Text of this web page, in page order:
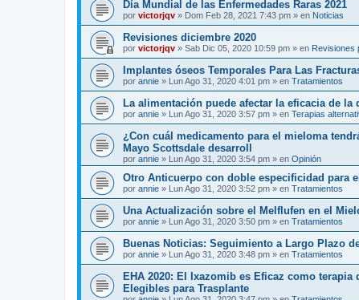
Día Mundial de las Enfermedades Raras 2021
por victorjqv » Dom Feb 28, 2021 7:43 pm » en Noticias
Revisiones diciembre 2020
por victorjqv » Sab Dic 05, 2020 10:59 pm » en Revisiones
Implantes óseos Temporales Para Las
por annie » Lun Ago 31, 2020 4:01 pm » en Tratamientos
La alimentación puede afectar la eficacia de la
por annie » Lun Ago 31, 2020 3:57 pm » en Terapias
¿Con cuál medicamento para el mieloma
Mayo Scottsdale desarroll
por annie » Lun Ago 31, 2020 3:54 pm » en Opinión
Otro Anticuerpo con doble especificidad para
por annie » Lun Ago 31, 2020 3:52 pm » en Tratamientos
Una Actualización sobre el Melflufen en el
por annie » Lun Ago 31, 2020 3:50 pm » en Tratamientos
Buenas Noticias: Seguimiento a Largo Plazo
por annie » Lun Ago 31, 2020 3:48 pm » en Tratamientos
EHA 2020: El Ixazomib es Eficaz como
Elegibles para Trasplante